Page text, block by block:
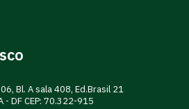
Bl. A sala 408, Ed.Brasil 21
- DF CEP: 70.322-915